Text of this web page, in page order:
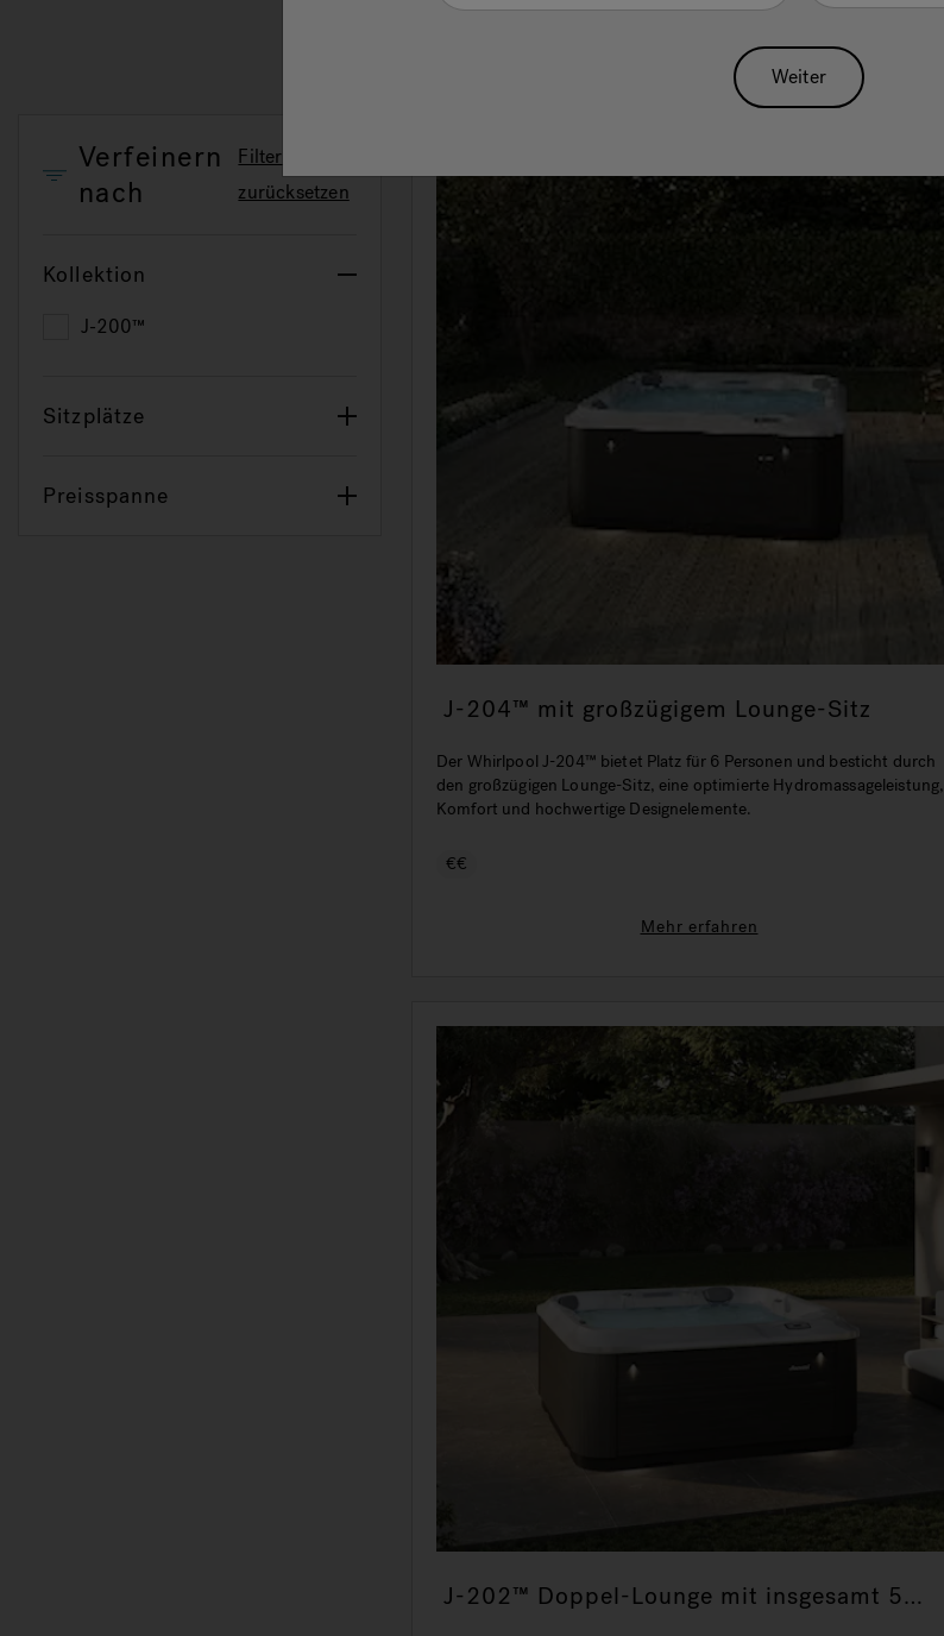
Verfeinern
nach
Filter
zurücksetzen
Kollektion
J-200™
Sitzplätze
Preisspanne
J-204™ mit großzügigem Lounge-Sitz
Der Whirlpool J-204™ bietet Platz für 6 Personen und besticht durch
den großzügigen Lounge-Sitz, eine optimierte Hydromassageleistung,
Komfort und hochwertige Designelemente.
€€
Mehr erfahren
J-202™ Doppel-Lounge mit insgesamt 5
Weiter